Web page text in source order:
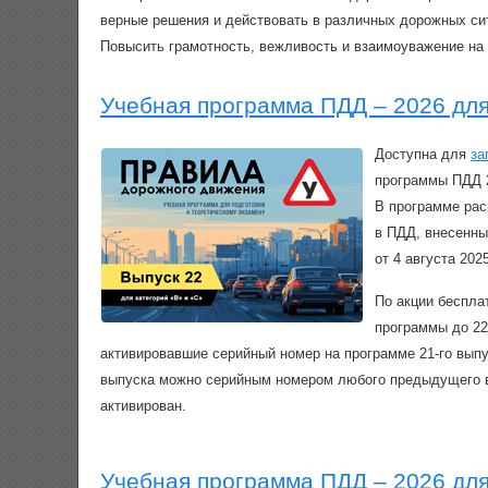
верные решения и действовать в различных дорожных
Повысить грамотность, вежливость и взаимоуважение
Учебная программа ПДД – 2026
Доступна для
программы ПДД
В программе
в ПДД,
от 4 августа
По акции
программы до
активировавшие серийный номер на программе 21‑го
выпуска можно серийным номером любого предыдущего
активирован.
Учебная программа ПДД – 2026